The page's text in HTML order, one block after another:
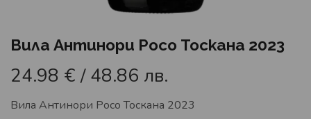
Вила Антинори Росо Тоскана 2023
24.98 € / 48.86 лв.
Вила Антинори Росо Тоскана 2023